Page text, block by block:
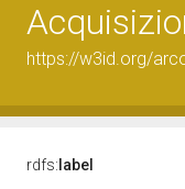
https://w3id.org/
rdfs: label